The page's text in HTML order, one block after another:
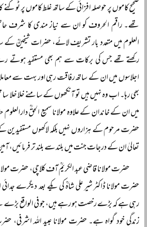
صحیح کاموں پر حوصلہ افزائی کے ساتھ غلط کاموں پر
تھے۔ راقم الحروف کو ان سے نیاز مندی کا شرف
العلوم میں متعدد بار تشریف لائے، حضرات شیخینؒ
رکھتے تھے جس کی برکات سے ہم بھی مستفید ہوتے
اجلاسوں میں ان کے ساتھ رفاقت رہی اور بہت سے
بھی رہا۔ اب وہ نہیں ہیں تو آنکھوں کے سامنے خلا خلا
میں ان کے خاندان کے علاوہ مولانا سمیع الحقؒ دارالعلوم
حضرت مرحوم کے ہزاروں نہیں بلکہ لاکھوں
تعالیٰ ان کے درجات جنت میں بلند سے بلند تر فرمائیں،
حضرت مولانا قاضی عبد الکریمؒ آف کلاچی، حضرت
حضرت مولانا ڈاکٹر شیر علی شاہؒ کی یکے بعد دیگرے
رہی ہے کہ بڑے رخصت ہو رہے ہیں، جو فی الواقع بڑے
زندگی خود گواہ ہے۔ حضرت مولانا عبید اللہ اشرفی،